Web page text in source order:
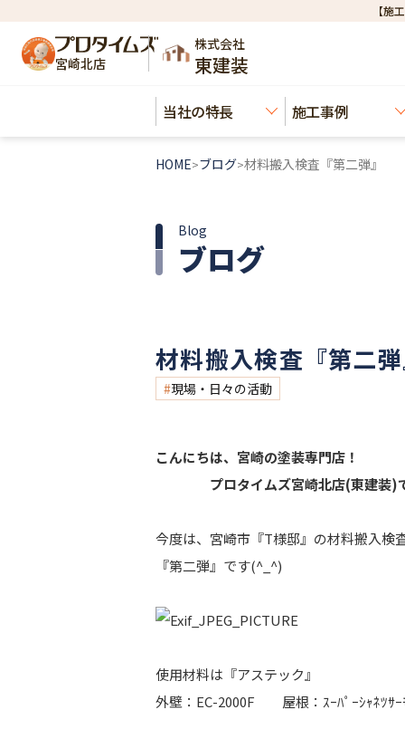
【施
宮崎北店
株式会社
東建装
当社の特長 施工事例
HOME>ブログ>材料搬入検査『第二弾』
ブログ
Blog
材料搬入検査『第二弾
現場・日々の活動
こんにちは、宮崎の塗装専門店！
プロタイムズ宮崎北店(東建装)で
今度は、宮崎市『T様邸』の材料搬入検
『第二弾』です(^_^)
使用材料は『アステック』
外壁：EC-2000F 屋根：ｽｰﾊﾟｰｼｬﾈﾂｻｰ